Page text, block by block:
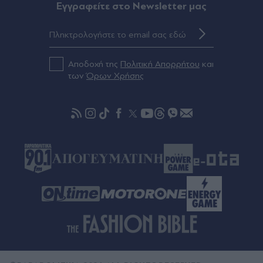
αγκάθι": Γεροντιδάκης, Παντούση, Διδασκάλου,
δραματική σειρά του ΑΝΤ1 (Βίντεο)
Eγγραφείτε στο Newsletter μας
Αποδοχή της Πολιτική Απορρήτου και
τωνΌρων Χρήσης